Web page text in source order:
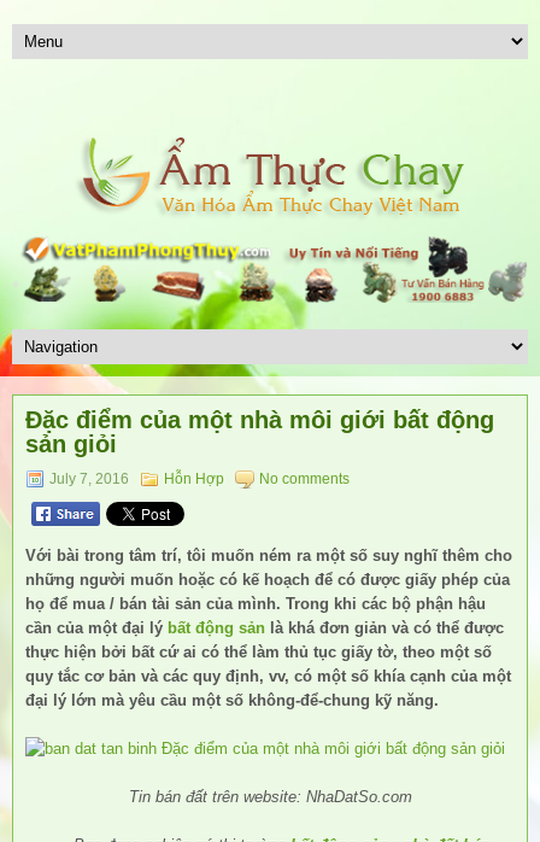
Đặc điểm của một nhà môi giới bất động
sản giỏi
July 7, 2016 Hỗn Hợp No comments
Với bài trong tâm trí, tôi muốn ném ra một số suy nghĩ thêm cho
những người muốn hoặc có kế hoạch để có được giấy phép của
họ để mua / bán tài sản của mình. Trong khi các bộ phận hậu
cần của một đại lý bất động sản là khá đơn giản và có thể được
thực hiện bởi bất cứ ai có thể làm thủ tục giấy tờ, theo một số
quy tắc cơ bản và các quy định, vv, có một số khía cạnh của một
đại lý lớn mà yêu cầu một số không-để-chung kỹ năng.
Tin bán đất trên website: NhaDatSo.com